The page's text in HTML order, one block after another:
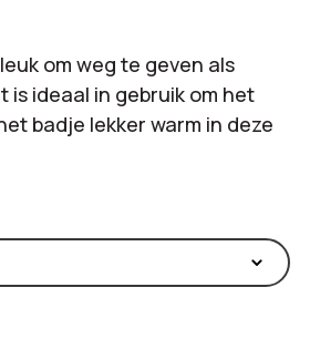
om weg te geven als
is ideaal in gebruik om het
badje lekker warm in deze